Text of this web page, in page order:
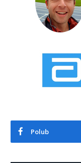
Polub